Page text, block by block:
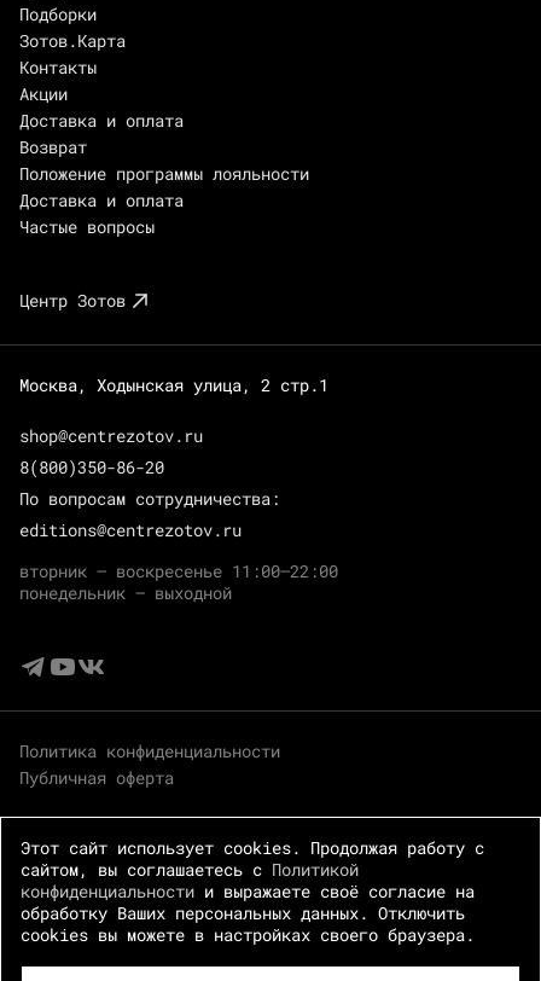
Подборки
Зотов.Карта
Контакты
Акции
Доставка и оплата
Возврат
Положение программы лояльности
Доставка и оплата
Частые вопросы
Центр Зотов
Москва, Ходынская улица, 2 стр.1
shop@centrezotov.ru
8(800)350-86-20
По вопросам сотрудничества:
editions@centrezotov.ru
вторник — воскресенье 11:00–22:00
понедельник — выходной
Политика конфиденциальности
Публичная оферта
© 2026 Центр Зотов · Все права защищены
Этот сайт использует cookies. Продолжая работу с
сайтом, вы соглашаетесь с Политикой
конфиденциальности и выражаете своё согласие на
обработку Ваших персональных данных. Отключить
cookies вы можете в настройках своего браузера.